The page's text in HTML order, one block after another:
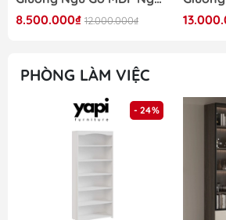
8.500.000₫ 12.000.000₫
PHÒNG LÀM VIỆC
- 24%